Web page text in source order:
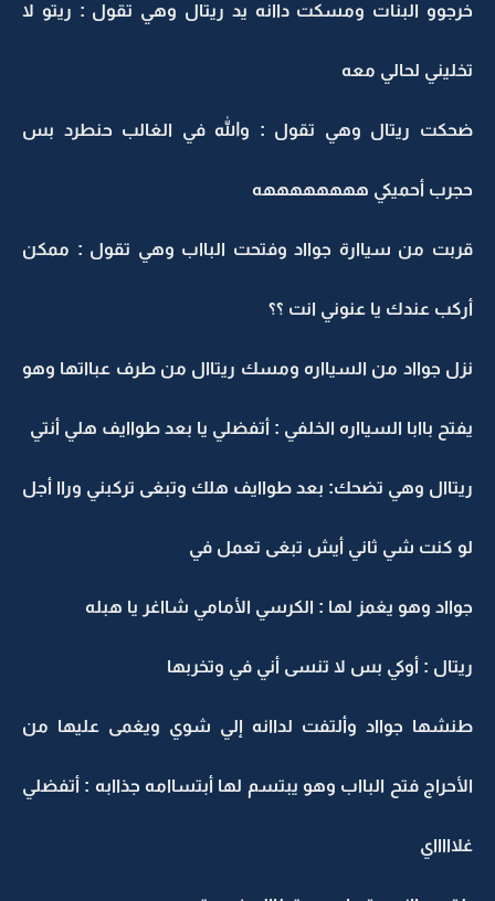
خرجوو البنات ومسكت داانه يد ريتال وهي تقول : ريتو لا
تخليني لحالي معه
ضحكت ريتال وهي تقول : والله في الغالب حنطرد بس
حجرب أحميكي ههههههههه
قربت من سياارة جوااد وفتحت البااب وهي تقول : ممكن
أركب عندك يا عنوني انت ؟؟
نزل جوااد من السيااره ومسك ريتاال من طرف عبااتها وهو
يفتح باابا السيااره الخلفي : أتفضلي يا بعد طواايف هلي أنتي
ريتاال وهي تضحك: بعد طواايف هلك وتبغى تركبني وراا أجل
لو كنت شي ثاني أيش تبغى تعمل في
جوااد وهو يغمز لها : الكرسي الأمامي شااغر يا هبله
ريتال : أوكي بس لا تنسى أني في وتخربها
طنشها جوااد وألتفت لداانه إلي شوي ويغمى عليها من
الأحراج فتح البااب وهو يبتسم لها أبتساامه جذاابه : أتفضلي
غلاااااي